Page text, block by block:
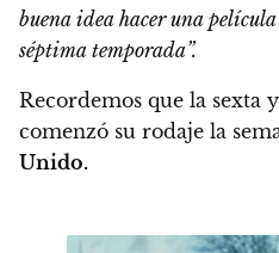
buena idea hacer una
séptima temporada”.
Recordemos que la sexta
comenzó su rodaje la
Unido.